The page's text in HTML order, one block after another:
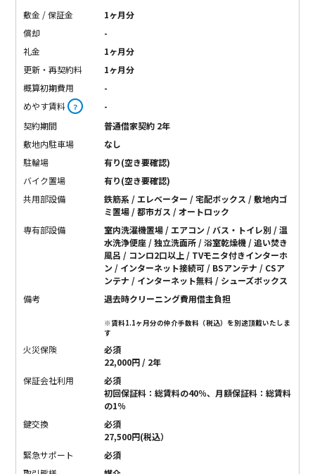
敷金 / 保証金
1ヶ月分
償却
-
礼金
1ヶ月分
更新・再契約料
1ヶ月分
概算初期費用
-
めやす賃料 ？
-
契約期間
普通借家契約 2年
敷地内駐車場
なし
駐輪場
有り(空き要確認)
バイク置場
有り(空き要確認)
共用部設備
鉄筋系 / エレベーター / 宅配ボックス / 敷地内ゴ
ミ置場 / 都市ガス / オートロック
専有部設備
室内洗濯機置場 / エアコン / バス・トイレ別 / 温
水洗浄便座 / 独立洗面所 / 浴室乾燥機 / 追い焚き
風呂 / コンロ2口以上 / TVモニタ付きインターホ
ン / インターネット接続可 / BSアンテナ / CSア
ンテナ / インターネット無料 / シューズボックス
備考
退去時クリーニング費用借主負担
※賃料1.1ヶ月分の仲介手数料（税込）を別途頂戴いたしま
す
火災保険
必須
22,000円 / 2年
保証会社利用
必須
初回保証料：総賃料の40％、月額保証料：総賃料
の1％
鍵交換
必須
27,500円(税込）
緊急サポート
必須